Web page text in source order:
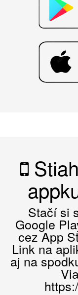
Stačí si
Google
cez App
Link na
aj na